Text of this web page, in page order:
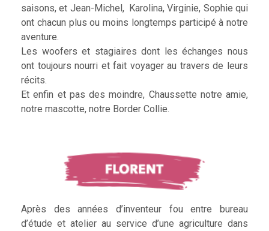
saisons, et Jean-Michel, Karolina, Virginie, Sophie qui
ont chacun plus ou moins longtemps participé à notre
aventure.
Les woofers et stagiaires dont les échanges nous
ont toujours nourri et fait voyager au travers de leurs
récits.
Et enfin et pas des moindre, Chaussette notre amie,
notre mascotte, notre Border Collie.
Après des années d’inventeur fou entre bureau
d’étude et atelier au service d’une agriculture dans